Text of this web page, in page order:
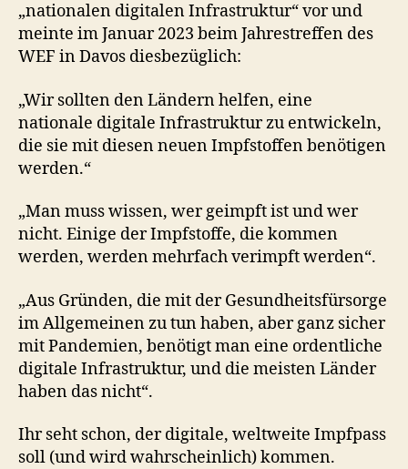
„nationalen digitalen Infrastruktur“ vor und
meinte im Januar 2023 beim Jahrestreffen des
WEF in Davos diesbezüglich:
„Wir sollten den Ländern helfen, eine
nationale digitale Infrastruktur zu entwickeln,
die sie mit diesen neuen Impfstoffen benötigen
werden.“
„Man muss wissen, wer geimpft ist und wer
nicht. Einige der Impfstoffe, die kommen
werden, werden mehrfach verimpft werden“.
„Aus Gründen, die mit der Gesundheitsfürsorge
im Allgemeinen zu tun haben, aber ganz sicher
mit Pandemien, benötigt man eine ordentliche
digitale Infrastruktur, und die meisten Länder
haben das nicht“.
Ihr seht schon, der digitale, weltweite Impfpass
soll (und wird wahrscheinlich) kommen.